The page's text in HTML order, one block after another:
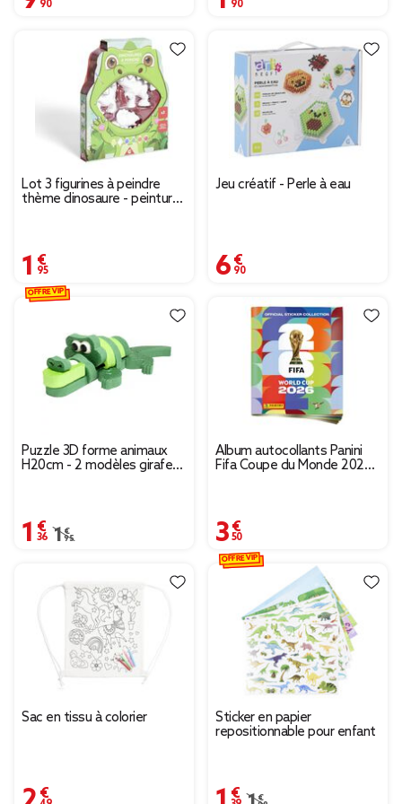
Lot 3 figurines à peindre
thème dinosaure - peinture
1,95 €
Jeu créatif - Perle à eau
6,90 €
Puzzle 3D forme animaux
H20cm - 2 modèles girafe
1,36 €
Prix remisé de 1,95 € à 1,36 €
1,95 €
OFFRE VIP
Album autocollants Panini
Fifa Coupe du Monde 2026
3,50 €
Sac en tissu à colorier
2,49 €
Sticker en papier
repositionnable pour enfant
1,39 €
OFFRE VIP